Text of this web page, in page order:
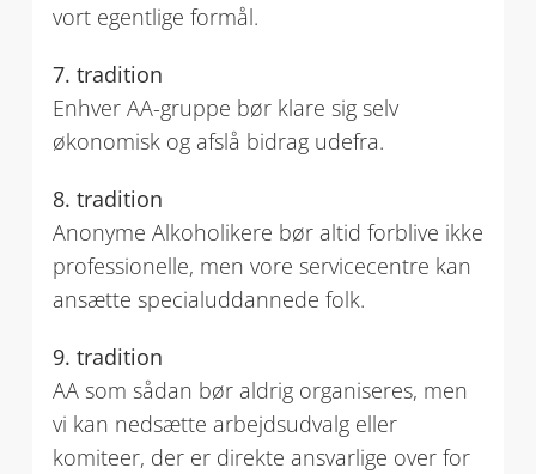
vort egentlige formål.
7. tradition
Enhver AA-gruppe bør klare sig selv
økonomisk og afslå bidrag udefra.
8. tradition
Anonyme Alkoholikere bør altid forblive ikke
professionelle, men vore servicecentre kan
ansætte specialuddannede folk.
9. tradition
AA som sådan bør aldrig organiseres, men
vi kan nedsætte arbejdsudvalg eller
komiteer, der er direkte ansvarlige over for